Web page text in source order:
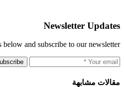
Newsletter Updates
below and subscribe to our newsletter
مقالات مشابهة